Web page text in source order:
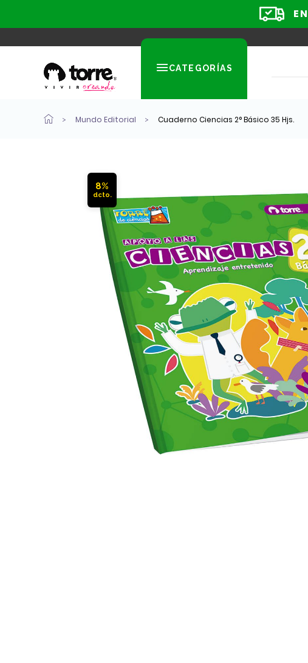
CATEGORÍAS
Mundo Editorial Cuaderno Ciencias 2° Básico 35 Hjs.
8%